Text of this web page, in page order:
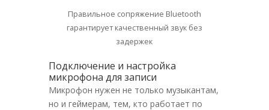
Правильное сопряжение Bluetooth
гарантирует качественный звук без
задержек
Подключение и настройка
микрофона для записи
Микрофон нужен не только музыкантам,
но и геймерам, тем, кто работает по